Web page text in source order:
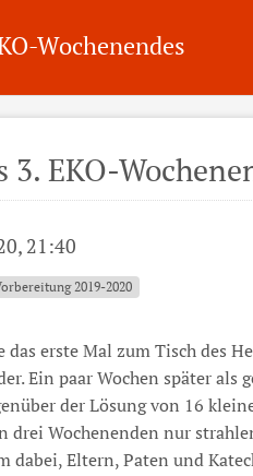
Wochenendes
3. EKO-
21:40
2019-2020
das erste Mal zum Tisch des
Ein paar Wochen später als
der Lösung von 16
drei Wochenenden nur
dabei, Eltern, Paten und